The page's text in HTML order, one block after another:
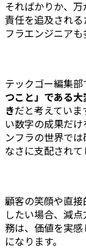
そればかりか、万
責任を追及され
フラエンジニアも
テックゴー編集部
つこと」である
きだと考えてい
い数字の成果だ
ンフラの世界で
なさに支配されて
顧客の笑顔や直
したい場合、減
務は、価値を実
になります。